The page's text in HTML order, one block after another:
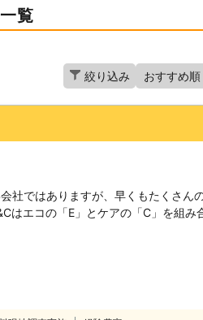
覧
絞り込み
社ではありますが、早くもたくさん
はエコの「E」とケアの「C」を組み
感謝・正直・一所懸命をモットーに業
クではなく、ギブ＆ギブの精神で家庭
、除雪や剪定・草刈りなどのお外のお
も携わっております。 些細なお困り
い。 【家事代行】 1980年以